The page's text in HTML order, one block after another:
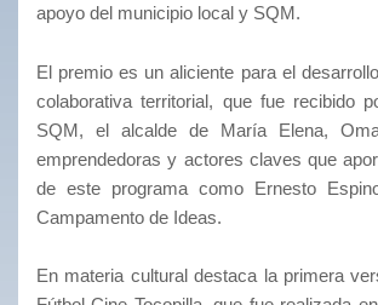
apoyo del municipio local y SQM.
El premio es un aliciente para el
colaborativa territorial, que fue recibido
SQM, el alcalde de María Elena,
emprendedoras y actores claves que
de este programa como Ernesto
Campamento de Ideas.
En materia cultural destaca la primera